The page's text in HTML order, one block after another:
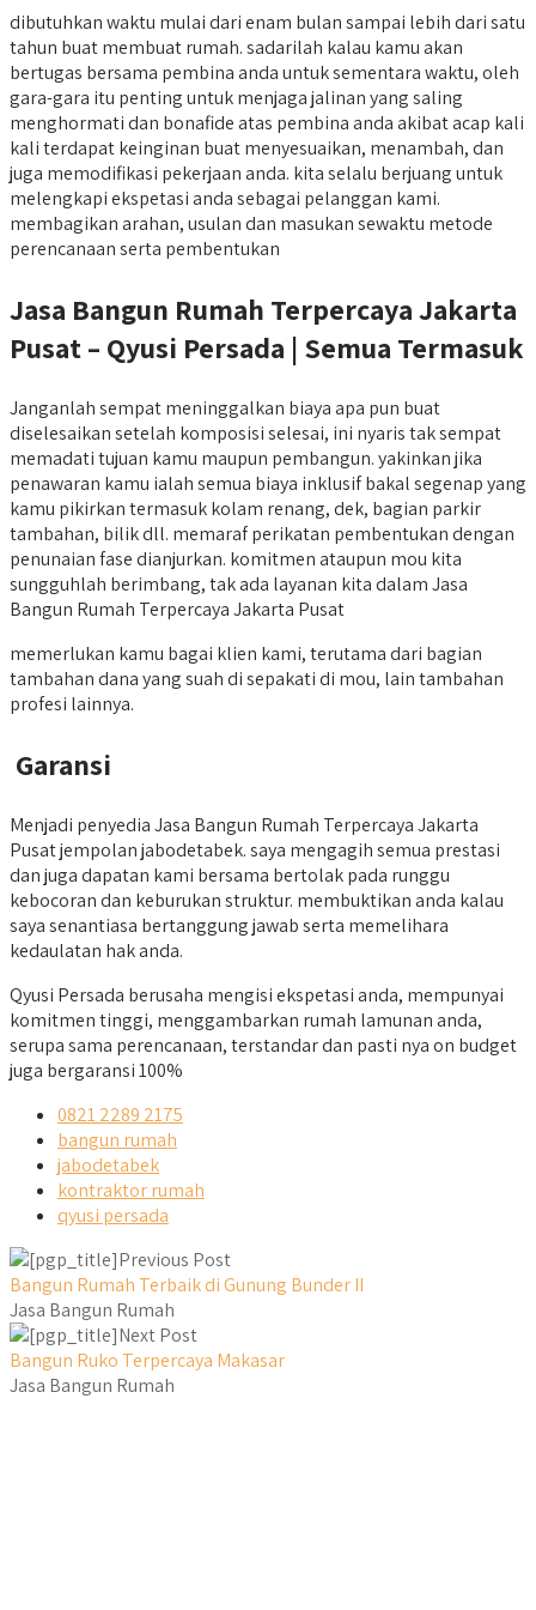
dibutuhkan waktu mulai dari enam bulan sampai lebih dari satu
tahun buat membuat rumah. sadarilah kalau kamu akan
bertugas bersama pembina anda untuk sementara waktu, oleh
gara-gara itu penting untuk menjaga jalinan yang saling
menghormati dan bonafide atas pembina anda akibat acap kali
kali terdapat keinginan buat menyesuaikan, menambah, dan
juga memodifikasi pekerjaan anda. kita selalu berjuang untuk
melengkapi ekspetasi anda sebagai pelanggan kami.
membagikan arahan, usulan dan masukan sewaktu metode
perencanaan serta pembentukan
Jasa Bangun Rumah Terpercaya Jakarta
Pusat – Qyusi Persada | Semua Termasuk
Janganlah sempat meninggalkan biaya apa pun buat
diselesaikan setelah komposisi selesai, ini nyaris tak sempat
memadati tujuan kamu maupun pembangun. yakinkan jika
penawaran kamu ialah semua biaya inklusif bakal segenap yang
kamu pikirkan termasuk kolam renang, dek, bagian parkir
tambahan, bilik dll. memaraf perikatan pembentukan dengan
penunaian fase dianjurkan. komitmen ataupun mou kita
sungguhlah berimbang, tak ada layanan kita dalam Jasa
Bangun Rumah Terpercaya Jakarta Pusat
memerlukan kamu bagai klien kami, terutama dari bagian
tambahan dana yang suah di sepakati di mou, lain tambahan
profesi lainnya.
Garansi
Menjadi penyedia Jasa Bangun Rumah Terpercaya Jakarta
Pusat jempolan jabodetabek. saya mengagih semua prestasi
dan juga dapatan kami bersama bertolak pada runggu
kebocoran dan keburukan struktur. membuktikan anda kalau
saya senantiasa bertanggung jawab serta memelihara
kedaulatan hak anda.
Qyusi Persada berusaha mengisi ekspetasi anda, mempunyai
komitmen tinggi, menggambarkan rumah lamunan anda,
serupa sama perencanaan, terstandar dan pasti nya on budget
juga bergaransi 100%
0821 2289 2175
bangun rumah
jabodetabek
kontraktor rumah
qyusi persada
Previous Post
Bangun Rumah Terbaik di Gunung Bunder II
Jasa Bangun Rumah
Next Post
Bangun Ruko Terpercaya Makasar
Jasa Bangun Rumah